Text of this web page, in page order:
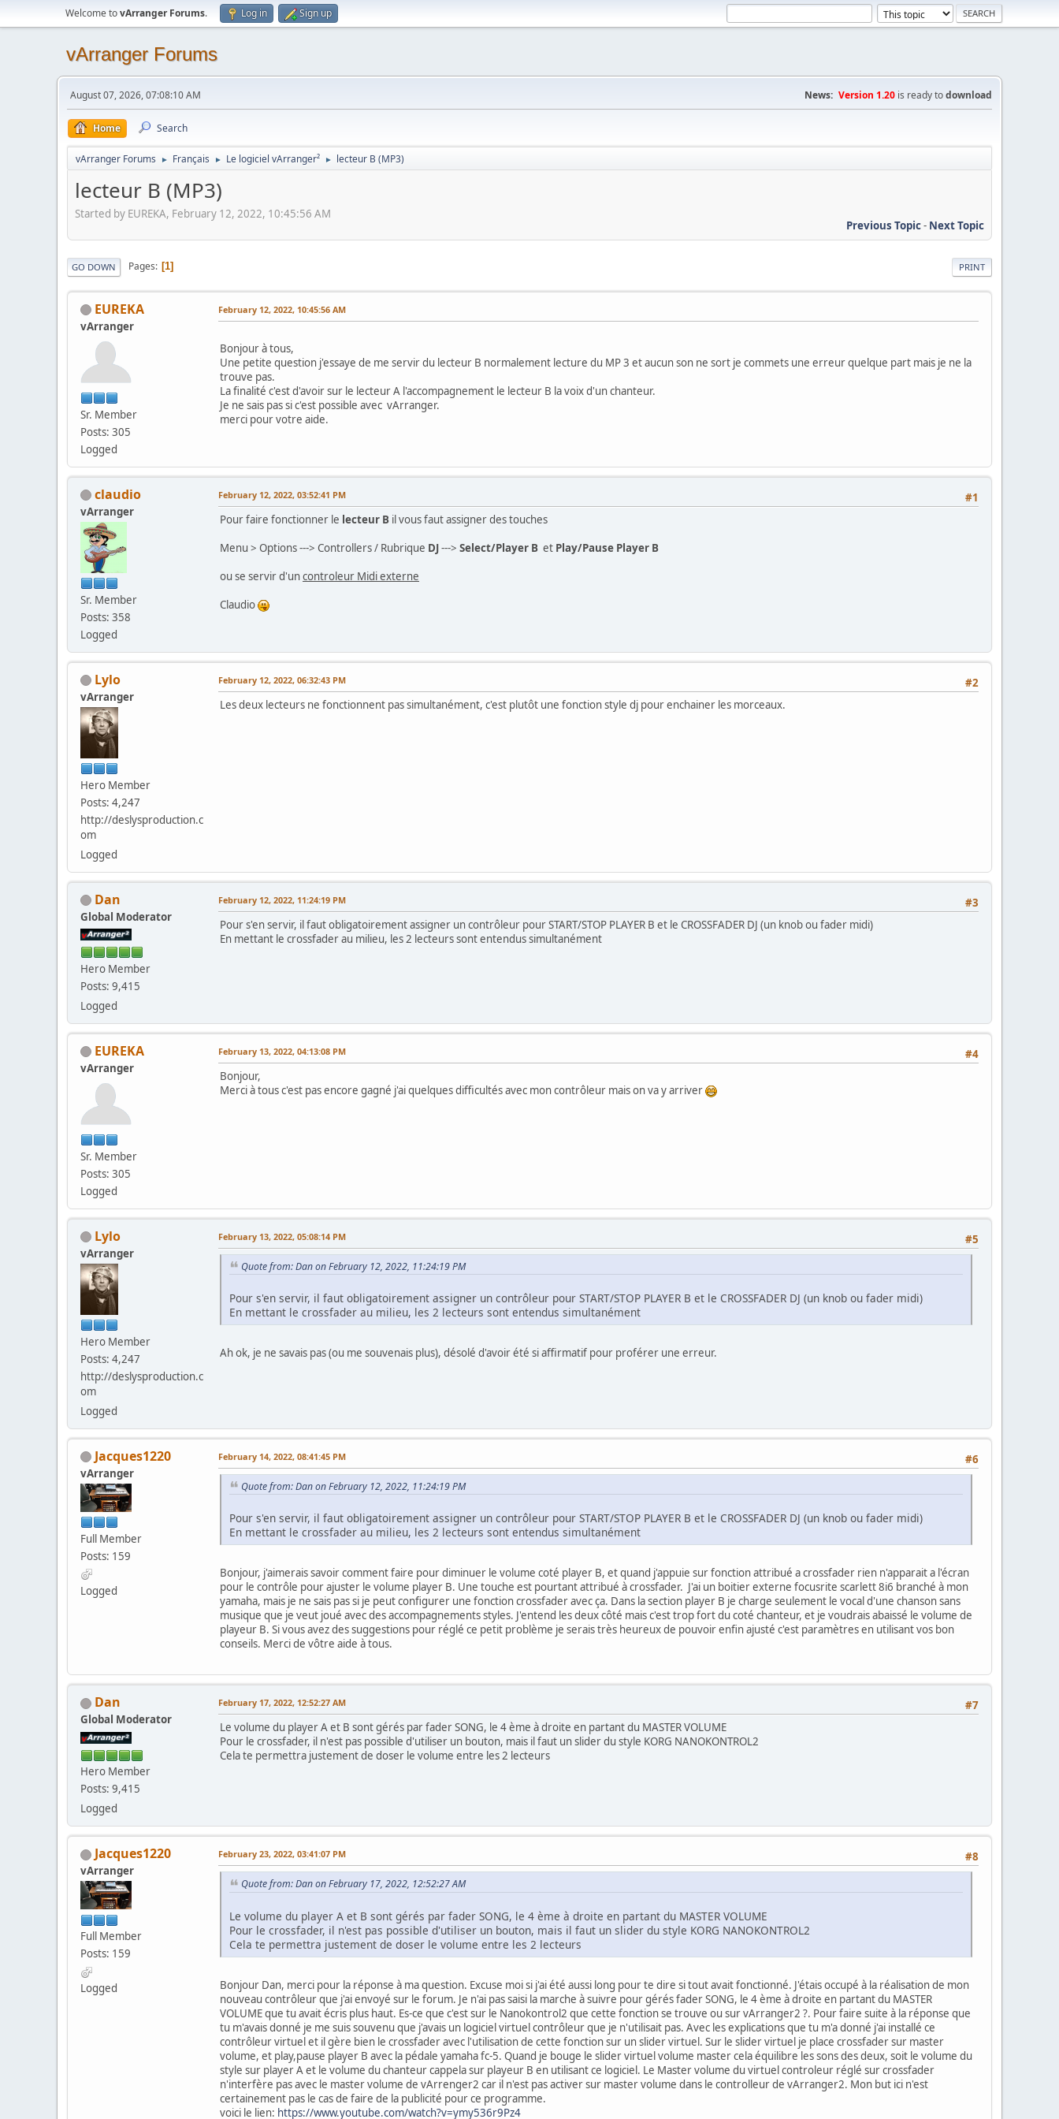
Welcome tovArranger Forums. Log in Sign up
vArranger Forums
August 07, 2026, 07:08:10 AM News: Version 1.20 is ready todownload
Home Search
vArranger Forums ► Français ► Le logiciel vArranger² ► lecteur B (MP3)
lecteur B (MP3)
Started by EUREKA, February 12, 2022, 10:45:56 AM
Previous Topic- Next Topic
PRINT
GO DOWN Pages 1
EUREKA
vArranger
Sr. Member
Posts: 305
Logged
February 12, 2022, 10:45:56 AM
Bonjour à tous,
Une petite question j'essaye de me servir du lecteur B normalement lecture du MP 3 et aucun son ne sort je commets une erreur quelque part mais je ne la
trouve pas.
La finalité c'est d'avoir sur le lecteur A l'accompagnement le lecteur B la voix d'un chanteur.
Je ne sais pas si c'est possible avec vArranger.
merci pour votre aide.
claudio
vArranger
Sr. Member
Posts: 358
Logged
#1
February 12, 2022, 03:52:41 PM
Pour faire fonctionner le lecteur B il vous faut assigner des touches
Menu > Options ---> Controllers / Rubrique DJ---> Select/Player B et Play/Pause Player B
ou se servir d'uncontroleur Midi externe
Claudio
Lylo
vArranger
Hero Member
Posts: 4,247
http://deslysproduction.c
om
Logged
#2
February 12, 2022, 06:32:43 PM
Les deux lecteurs ne fonctionnent pas simultanément, c'est plutôt une fonction style dj pour enchainer les morceaux.
Dan
Global Moderator
Hero Member
Posts: 9,415
Logged
#3
February 12, 2022, 11:24:19 PM
Pour s'en servir, il faut obligatoirement assigner un contrôleur pour START/STOP PLAYER B et le CROSSFADER DJ (un knob ou fader midi)
En mettant le crossfader au milieu, les 2 lecteurs sont entendus simultanément
EUREKA
vArranger
Sr. Member
Posts: 305
Logged
#4
February 13, 2022, 04:13:08 PM
Bonjour,
Merci à tous c'est pas encore gagné j'ai quelques difficultés avec mon contrôleur mais on va y arriver
Lylo
vArranger
Hero Member
Posts: 4,247
http://deslysproduction.c
om
Logged
#5
February 13, 2022, 05:08:14 PM
Quote from: Dan on February 12, 2022, 11:24:19 PM
Pour s'en servir, il faut obligatoirement assigner un contrôleur pour START/STOP PLAYER B et le CROSSFADER DJ (un knob ou fader midi)
En mettant le crossfader au milieu, les 2 lecteurs sont entendus simultanément
Ah ok, je ne savais pas (ou me souvenais plus), désolé d'avoir été si affirmatif pour proférer une erreur.
Jacques1220
vArranger
Full Member
Posts: 159
Logged
#6
February 14, 2022, 08:41:45 PM
Quote from: Dan on February 12, 2022, 11:24:19 PM
Pour s'en servir, il faut obligatoirement assigner un contrôleur pour START/STOP PLAYER B et le CROSSFADER DJ (un knob ou fader midi)
En mettant le crossfader au milieu, les 2 lecteurs sont entendus simultanément
Bonjour, j'aimerais savoir comment faire pour diminuer le volume coté player B, et quand j'appuie sur fonction attribué a crossfader rien n'apparait a l'écran
pour le contrôle pour ajuster le volume player B. Une touche est pourtant attribué à crossfader. J'ai un boitier externe focusrite scarlett 8i6 branché à mon
yamaha, mais je ne sais pas si je peut configurer une fonction crossfader avec ça. Dans la section player B je charge seulement le vocal d'une chanson sans
musique que je veut joué avec des accompagnements styles. J'entend les deux côté mais c'est trop fort du coté chanteur, et je voudrais abaissé le volume de
playeur B. Si vous avez des suggestions pour réglé ce petit problème je serais très heureux de pouvoir enfin ajusté c'est paramètres en utilisant vos bon
conseils. Merci de vôtre aide à tous.
Dan
Global Moderator
Hero Member
Posts: 9,415
Logged
#7
February 17, 2022, 12:52:27 AM
Le volume du player A et B sont gérés par fader SONG, le 4 ème à droite en partant du MASTER VOLUME
Pour le crossfader, il n'est pas possible d'utiliser un bouton, mais il faut un slider du style KORG NANOKONTROL2
Cela te permettra justement de doser le volume entre les 2 lecteurs
Jacques1220
vArranger
Full Member
Posts: 159
Logged
#8
February 23, 2022, 03:41:07 PM
Quote from: Dan on February 17, 2022, 12:52:27 AM
Le volume du player A et B sont gérés par fader SONG, le 4 ème à droite en partant du MASTER VOLUME
Pour le crossfader, il n'est pas possible d'utiliser un bouton, mais il faut un slider du style KORG NANOKONTROL2
Cela te permettra justement de doser le volume entre les 2 lecteurs
Bonjour Dan, merci pour la réponse à ma question. Excuse moi si j'ai été aussi long pour te dire si tout avait fonctionné. J'étais occupé à la réalisation de mon
nouveau contrôleur que j'ai envoyé sur le forum. Je n'ai pas saisi la marche à suivre pour gérés fader SONG, le 4 ème à droite en partant du MASTER
VOLUME que tu avait écris plus haut. Es-ce que c'est sur le Nanokontrol2 que cette fonction se trouve ou sur vArranger2 ?. Pour faire suite à la réponse que
tu m'avais donné je me suis souvenu que j'avais un logiciel virtuel contrôleur que je n'utilisait pas. Avec les explications que tu m'a donné j'ai installé ce
contrôleur virtuel et il gère bien le crossfader avec l'utilisation de cette fonction sur un slider virtuel. Sur le slider virtuel je place crossfader sur master
volume, et play,pause player B avec la pédale yamaha fc-5. Quand je bouge le slider virtuel volume master cela équilibre les sons des deux, soit le volume du
style sur player A et le volume du chanteur cappela sur playeur B en utilisant ce logiciel. Le Master volume du virtuel controleur réglé sur crossfader
n'interfère pas avec le master volume de vArrenger2 car il n'est pas activer sur master volume dans le controlleur de vArranger2. Mon but ici n'est
certainement pas le cas de faire de la publicité pour ce programme.
voici le lien: https://www.youtube.com/watch?v=ymy536r9Pz4